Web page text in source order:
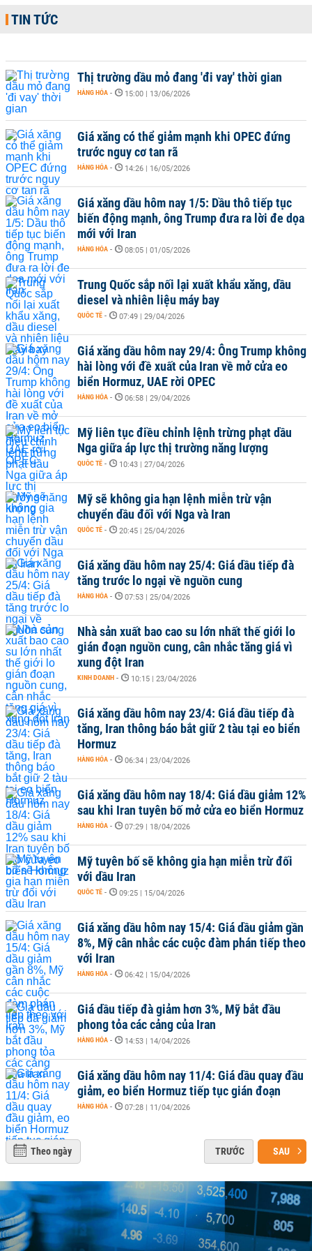
TIN TỨC
Thị trường dầu mỏ đang 'đi vay' thời gian
HÀNG HÓA - 15:00 | 13/06/2026
Giá xăng có thể giảm mạnh khi OPEC đứng
trước nguy cơ tan rã
HÀNG HÓA - 14:26 | 16/05/2026
Giá xăng dầu hôm nay 1/5: Dầu thô tiếp tục
biến động mạnh, ông Trump đưa ra lời đe dọa
mới với Iran
HÀNG HÓA - 08:05 | 01/05/2026
Trung Quốc sắp nối lại xuất khẩu xăng, dầu
diesel và nhiên liệu máy bay
QUỐC TẾ - 07:49 | 29/04/2026
Giá xăng dầu hôm nay 29/4: Ông Trump không
hài lòng với đề xuất của Iran về mở cửa eo
biển Hormuz, UAE rời OPEC
HÀNG HÓA - 06:58 | 29/04/2026
Mỹ liên tục điều chỉnh lệnh trừng phạt dầu
Nga giữa áp lực thị trường năng lượng
QUỐC TẾ - 10:43 | 27/04/2026
Mỹ sẽ không gia hạn lệnh miễn trừ vận
chuyển dầu đối với Nga và Iran
QUỐC TẾ - 20:45 | 25/04/2026
Giá xăng dầu hôm nay 25/4: Giá dầu tiếp đà
tăng trước lo ngại về nguồn cung
HÀNG HÓA - 07:53 | 25/04/2026
Nhà sản xuất bao cao su lớn nhất thế giới lo
gián đoạn nguồn cung, cân nhắc tăng giá vì
xung đột Iran
KINH DOANH - 10:15 | 23/04/2026
Giá xăng dầu hôm nay 23/4: Giá dầu tiếp đà
tăng, Iran thông báo bắt giữ 2 tàu tại eo biển
Hormuz
HÀNG HÓA - 06:34 | 23/04/2026
Giá xăng dầu hôm nay 18/4: Giá dầu giảm 12%
sau khi Iran tuyên bố mở cửa eo biển Hormuz
HÀNG HÓA - 07:29 | 18/04/2026
Mỹ tuyên bố sẽ không gia hạn miễn trừ đối
với dầu Iran
QUỐC TẾ - 09:25 | 15/04/2026
Giá xăng dầu hôm nay 15/4: Giá dầu giảm gần
8%, Mỹ cân nhắc các cuộc đàm phán tiếp theo
với Iran
HÀNG HÓA - 06:42 | 15/04/2026
Giá dầu tiếp đà giảm hơn 3%, Mỹ bắt đầu
phong tỏa các cảng của Iran
HÀNG HÓA - 14:53 | 14/04/2026
Giá xăng dầu hôm nay 11/4: Giá dầu quay đầu
giảm, eo biển Hormuz tiếp tục gián đoạn
HÀNG HÓA - 07:28 | 11/04/2026
Theo ngày TRƯỚC SAU